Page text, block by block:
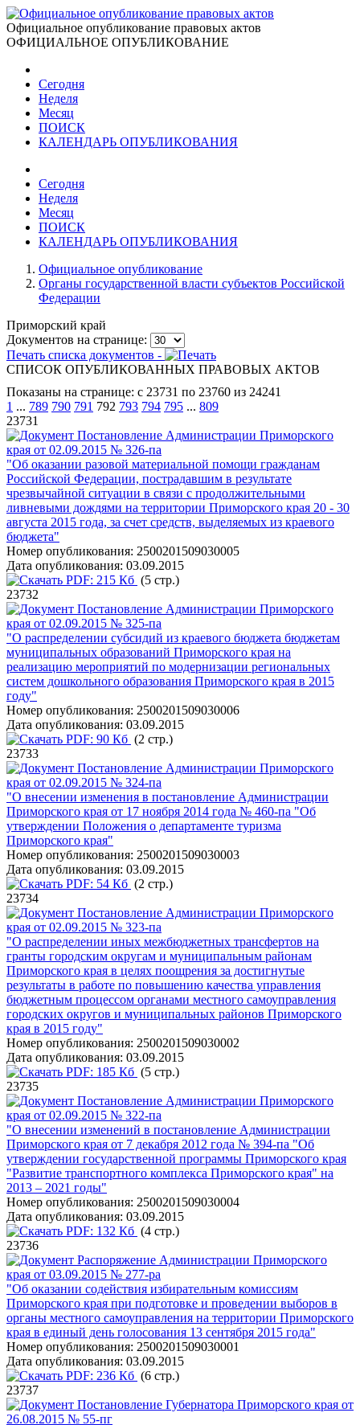
Официальное опубликование правовых актов
ОФИЦИАЛЬНОЕ ОПУБЛИКОВАНИЕ
Сегодня
Неделя
Месяц
ПОИСК
КАЛЕНДАРЬ ОПУБЛИКОВАНИЯ
Сегодня
Неделя
Месяц
ПОИСК
КАЛЕНДАРЬ ОПУБЛИКОВАНИЯ
Официальное опубликование
Органы государственной власти субъектов Российской
Федерации
Приморский край
Документов на странице:
Печать списка документов -
СПИСОК ОПУБЛИКОВАННЫХ ПРАВОВЫХ АКТОВ
Показаны на странице: с 23731 по 23760 из 24241
1 ... 789 790 791 792 793 794 795 ... 809
23731
Постановление Администрации Приморского
края от 02.09.2015 № 326-па
"Об оказании разовой материальной помощи гражданам
Российской Федерации, пострадавшим в результате
чрезвычайной ситуации в связи с продолжительными
ливневыми дождями на территории Приморского края 20 - 30
августа 2015 года, за счет средств, выделяемых из краевого
бюджета"
Номер опубликования: 2500201509030005
Дата опубликования: 03.09.2015
PDF: 215 Кб (5 стр.)
23732
Постановление Администрации Приморского
края от 02.09.2015 № 325-па
"О распределении субсидий из краевого бюджета бюджетам
муниципальных образований Приморского края на
реализацию мероприятий по модернизации региональных
систем дошкольного образования Приморского края в 2015
году"
Номер опубликования: 2500201509030006
Дата опубликования: 03.09.2015
PDF: 90 Кб (2 стр.)
23733
Постановление Администрации Приморского
края от 02.09.2015 № 324-па
"О внесении изменения в постановление Администрации
Приморского края от 17 ноября 2014 года № 460-па "Об
утверждении Положения о департаменте туризма
Приморского края"
Номер опубликования: 2500201509030003
Дата опубликования: 03.09.2015
PDF: 54 Кб (2 стр.)
23734
Постановление Администрации Приморского
края от 02.09.2015 № 323-па
"О распределении иных межбюджетных трансфертов на
гранты городским округам и муниципальным районам
Приморского края в целях поощрения за достигнутые
результаты в работе по повышению качества управления
бюджетным процессом органами местного самоуправления
городских округов и муниципальных районов Приморского
края в 2015 году"
Номер опубликования: 2500201509030002
Дата опубликования: 03.09.2015
PDF: 185 Кб (5 стр.)
23735
Постановление Администрации Приморского
края от 02.09.2015 № 322-па
"О внесении изменений в постановление Администрации
Приморского края от 7 декабря 2012 года № 394-па "Об
утверждении государственной программы Приморского края
"Развитие транспортного комплекса Приморского края" на
2013 – 2021 годы"
Номер опубликования: 2500201509030004
Дата опубликования: 03.09.2015
PDF: 132 Кб (4 стр.)
23736
Распоряжение Администрации Приморского
края от 03.09.2015 № 277-ра
"Об оказании содействия избирательным комиссиям
Приморского края при подготовке и проведении выборов в
органы местного самоуправления на территории Приморского
края в единый день голосования 13 сентября 2015 года"
Номер опубликования: 2500201509030001
Дата опубликования: 03.09.2015
PDF: 236 Кб (6 стр.)
23737
Постановление Губернатора Приморского края от
26.08.2015 № 55-пг